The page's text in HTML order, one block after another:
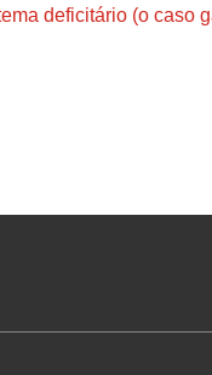
deficitário (o caso